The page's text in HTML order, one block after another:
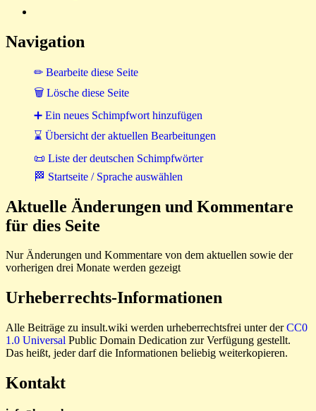
Navigation
✏ Bearbeite diese Seite
🗑 Lösche diese Seite
➕ Ein neues Schimpfwort hinzufügen
⌛ Übersicht der aktuellen Bearbeitungen
📜 Liste der deutschen Schimpfwörter
🏁 Startseite / Sprache auswählen
Aktuelle Änderungen und Kommentare
für dies Seite
Nur Änderungen und Kommentare von dem aktuellen sowie der
vorherigen drei Monate werden gezeigt
Urheberrechts-Informationen
Alle Beiträge zu insult.wiki werden urheberrechtsfrei unter derCC0
1.0 Universal Public Domain Dedication zur Verfügung gestellt.
Das heißt, jeder darf die Informationen beliebig weiterkopieren.
Kontakt